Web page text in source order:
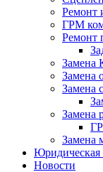
Ремонт
ГРМ
Ремонт
Замена
Замена
Замена
Замена
Замена
Новости